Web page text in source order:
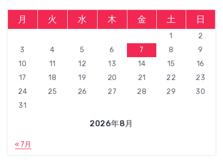
2026年8月
月 火 水 木 金 土 日
1
2
3
4 5 6 7 8
9
10
11 12 13 14 15
16
17
18 19 20 21 22
23
24
25 26 27 28 29
30
31
« 7月